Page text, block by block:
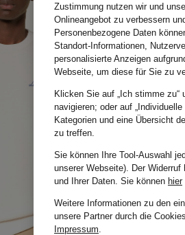
Zustimmung nutzen wir und
Onlineangebot zu verbessern
Personenbezogene Daten
Standort-Informationen,
personalisierte Anzeigen
Webseite, um diese für Sie zu
Klicken Sie auf „Ich stimme
navigieren; oder auf
Kategorien und eine Übersicht
zu treffen.
Sie können Ihre Tool-Auswahl
unserer Webseite). Der
und Ihrer Daten. Sie können hier
Weitere Informationen zu den
unsere Partner durch die
Impressum.